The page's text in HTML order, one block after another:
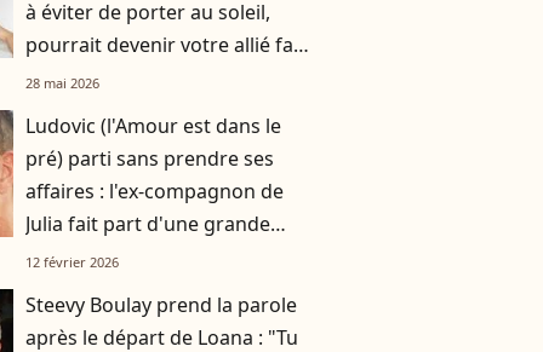
à éviter de porter au soleil,
pourrait devenir votre allié face
à la chaleur !
28 mai 2026
Ludovic (l'Amour est dans le
pré) parti sans prendre ses
affaires : l'ex-compagnon de
Julia fait part d'une grande
nouvelle
12 février 2026
Steevy Boulay prend la parole
après le départ de Loana : "Tu